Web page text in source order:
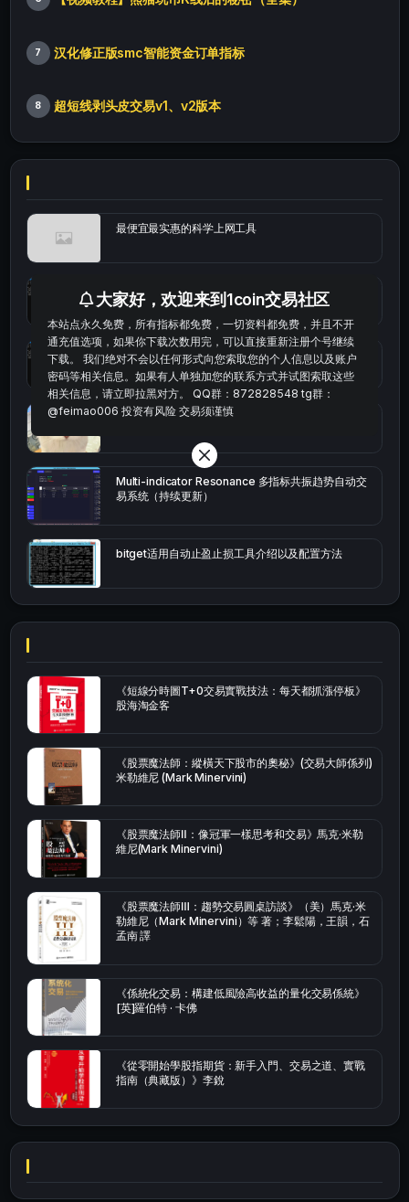
7 汉化修正版smc智能资金订单指标
8 超短线剥头皮交易v1、v2版本
最便宜最实惠的科学上网工具
统计涨跌幅的python代码
okx的短线量化的免费版本
bybit安卓端
Multi-indicator Resonance 多指标共振趋势自动交
易系统（持续更新）
bitget适用自动止盈止损工具介绍以及配置方法
《短線分時圖T+0交易實戰技法：每天都抓漲停板》
股海淘金客
《股票魔法師：縱橫天下股市的奧秘》(交易大師係列)
米勒維尼 (Mark Minervini)
《股票魔法師Ⅱ：像冠軍一樣思考和交易》馬克·米勒
維尼(Mark Minervini)
《股票魔法師Ⅲ：趨勢交易圓桌訪談》（美）馬克·米
勒維尼（Mark Minervini）等 著；李鬆陽，王韻，石
孟南 譯
《係統化交易：構建低風險高收益的量化交易係統》
[英]羅伯特 · 卡佛
《從零開始學股指期貨：新手入門、交易之道、實戰
指南（典藏版）》李銳
大家好，欢迎来到1coin交易社区
本站点永久免费，所有指标都免费，一切资料都免费，并且不开
通充值选项，如果你下载次数用完，可以直接重新注册个号继续
下载。 我们绝对不会以任何形式向您索取您的个人信息以及账户
密码等相关信息。如果有人单独加您的联系方式并试图索取这些
相关信息，请立即拉黑对方。 QQ群：872828548 tg群：
@feimao006 投资有风险 交易须谨慎